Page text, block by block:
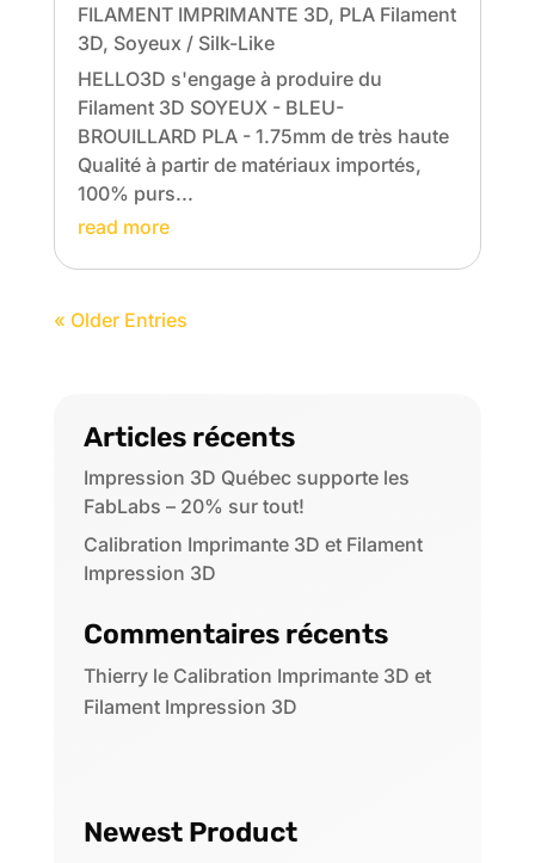
FILAMENT IMPRIMANTE 3D, PLA Filament
3D, Soyeux / Silk-Like
HELLO3D s'engage à produire du
Filament 3D SOYEUX - BLEU-
BROUILLARD PLA - 1.75mm de très haute
Qualité à partir de matériaux importés,
100% purs...
read more
« Older Entries
Articles récents
Impression 3D Québec supporte les
FabLabs – 20% sur tout!
Calibration Imprimante 3D et Filament
Impression 3D
Commentaires récents
Thierryle Calibration Imprimante 3D et
Filament Impression 3D
Newest Product